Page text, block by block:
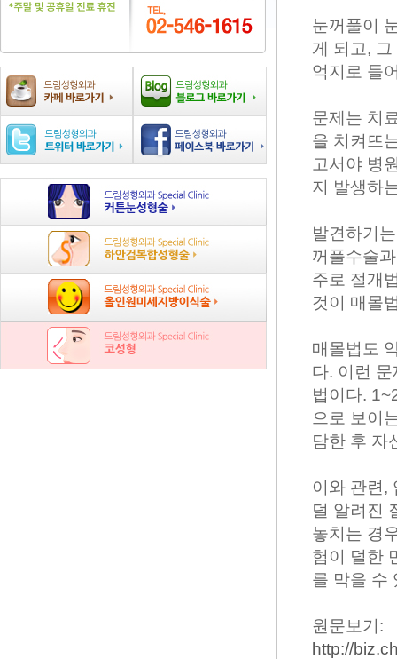
눈꺼풀이
게 되고,
억지로 들
문제는 치
을 치켜뜨
고서야 병
지 발생하
발견하기
꺼풀수술
주로 절개
것이 매몰
매몰법도
다. 이런
법이다.
으로 보이
담한 후 자
이와 관련,
덜 알려진
놓치는 경
험이 덜한
를 막을 수
원문보기:
http://